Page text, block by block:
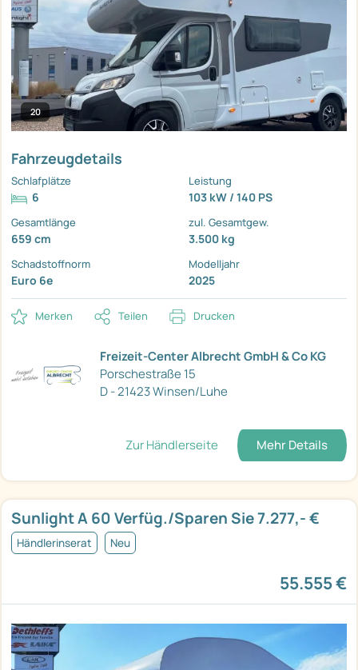
20
Fahrzeugdetails
Schlafplätze
6
Leistung
103 kW / 140 PS
Gesamtlänge
659 cm
zul. Gesamtgew.
3.500 kg
Schadstoffnorm
Euro 6e
Modelljahr
2025
Merken Teilen Drucken
Freizeit-Center Albrecht GmbH & Co KG
Porschestraße 15
D - 21423 Winsen/Luhe
Zur Händlerseite Mehr Details
Sunlight A 60 Verfüg./Sparen Sie 7.277,- €
Händlerinserat Neu
55.555 €